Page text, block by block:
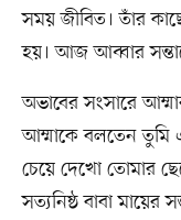
সময় জীবিত। তাঁর
হয়। আজ আব্বার
অভাবের সংসারে
আম্মাকে বলতেন তুমি
চেয়ে দেখো তোমার
সত্যনিষ্ঠ বাবা মায়ের